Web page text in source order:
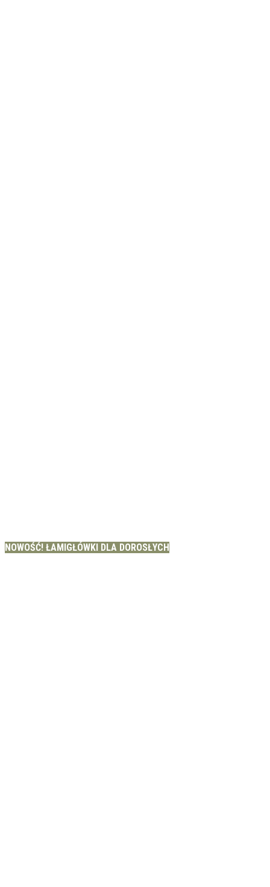
NOWOŚĆ! ŁAMIGŁÓWKI DLA DOROSŁYCH